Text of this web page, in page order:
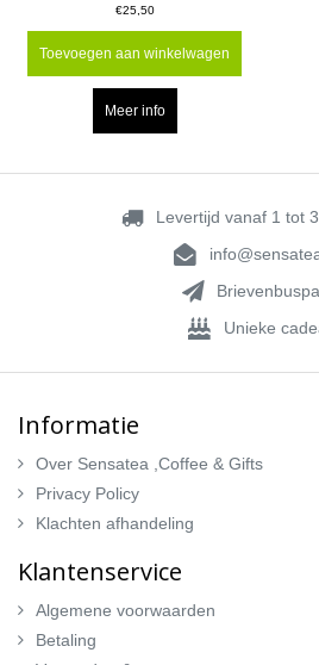
€25,50
Toevoegen aan winkelwagen
Meer info
Levertijd vanaf 1 tot
Unieke
Informatie
Over Sensatea ,Coffee & Gifts
Privacy Policy
Klachten afhandeling
Klantenservice
Algemene voorwaarden
Betaling